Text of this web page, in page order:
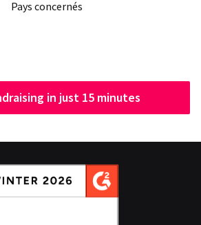
Pays concernés
in just 15 minutes